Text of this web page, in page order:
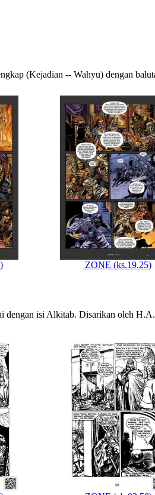
(Kejadian -- Wahyu) dengan
ZONE (ks.19.25)
dengan isi Alkitab. Disarikan oleh